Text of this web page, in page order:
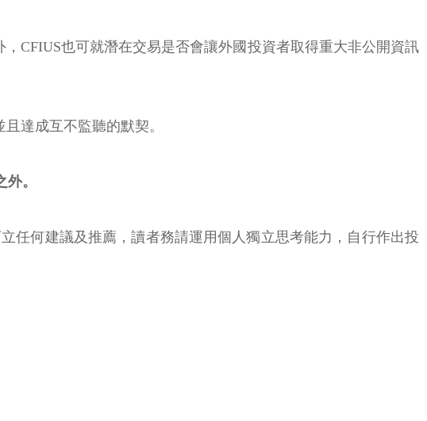
，CFIUS也可就潛在交易是否會讓外國投資者取得重大非公開資訊
達成互不監聽的默契。
。
任何建議及推薦，讀者務請運用個人獨立思考能力，自行作出投